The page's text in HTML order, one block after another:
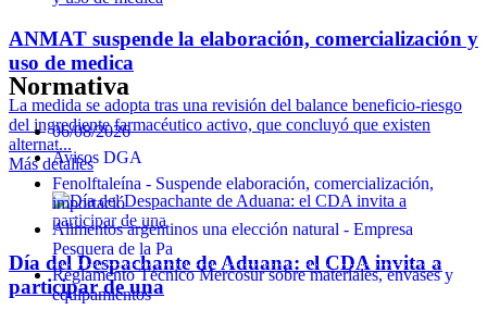
ANMAT suspende la elaboración, comercialización y
uso de medica
La medida se adopta tras una revisión del balance beneficio-riesgo
del ingrediente farmacéutico activo, que concluyó que existen
alternat...
Más detalles
Día del Despachante de Aduana: el CDA invita a
participar de una
Normativa
06/08/2026
Avisos DGA
Fenolftaleína - Suspende elaboración, comercialización,
importació
Alimentos argentinos una elección natural - Empresa
Pesquera de la Pa
Reglamento Técnico Mercosur sobre materiales, envases y
equipamientos